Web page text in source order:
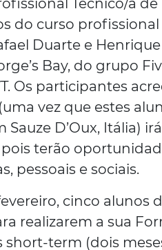
Técnico/a de
do curso profissional
Duarte e
Bay, do grupo
Os participantes
vez que estes
Sauze D’Oux, Itália)
terão
pessoais e sociais.
cinco alunos
realizarem a sua
short-term (dois